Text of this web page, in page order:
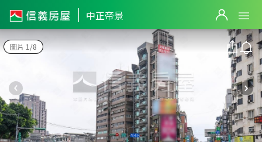
中正帝景
圖片 1/8